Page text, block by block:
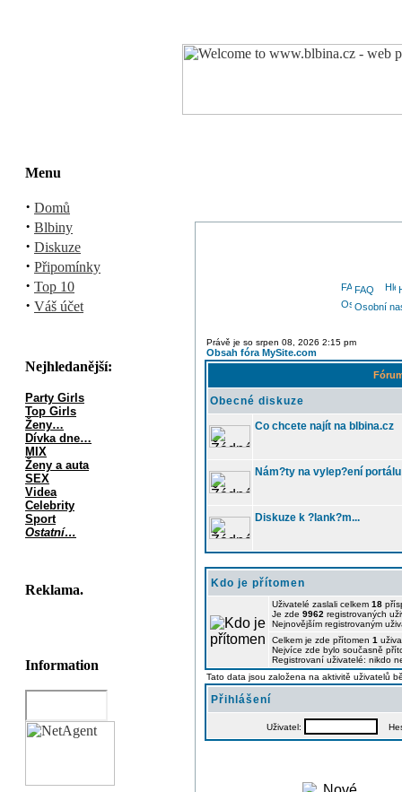
Menu
· Domů
· Blbiny
· Diskuze
· Připomínky
· Top 10
· Váš účet
Nejhledanější:
Party Girls
Top Girls
Ženy…
Dívka dne…
MIX
Ženy a auta
SEX
Videa
Celebrity
Sport
Ostatní…
Reklama.
Information
FAQ
Osobní
Právě je so srpen 08, 2026 2:15 pm
Obsah fóra MySite.com
Obecné diskuze
Co chcete najít na blbina.cz
Nám?ty na vylep?ení
Diskuze k ?lank?m...
Kdo je přítomen
Uživatelé zaslali celkem 18
Je zde 9962 registrovaných
Nejnovějším registrovaným
Celkem je zde přítomen 1
Nejvíce zde bylo současně
Registrovaní uživatelé: nikdo
Tato data jsou založena na aktivitě uživatelů
Přihlášení
Uživatel: